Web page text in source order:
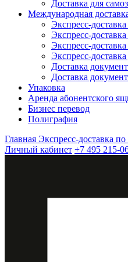
Доставка для
Международная
Экспресс-
Экспресс-доставка
Экспресс-
Экспресс-
Доставка
Доставка
Упаковка
Аренда абонентского
Бизнес перевод
Полиграфия
Главная Экспресс-доставка
Личный кабинет +7 495 215-